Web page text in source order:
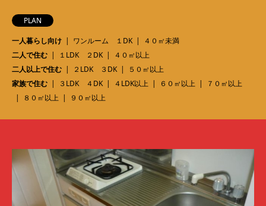
PLAN
一人暮らし向け
ワンルーム １DK
４０㎡未満
二人で住む
１LDK ２DK
４０㎡以上
二人以上で住む
２LDK ３DK
５０㎡以上
家族で住む
３LDK ４DK ４LDK以上 ６０㎡以上
７０㎡以上
８０㎡以上
９０㎡以上